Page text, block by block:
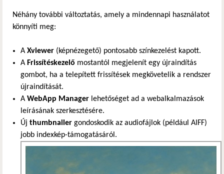
Néhány további változtatás, amely a mindennapi használatot
könnyíti meg:
A Xviewer (képnézegető) pontosabb színkezelést kapott.
A Frissítéskezelő mostantól megjelenít egy újraindítás
gombot, ha a telepített frissítések megkövetelik a rendszer
újraindítását.
A WebApp Manager lehetőséget ad a webalkalmazások
leírásának szerkesztésére.
Új thumbnailer gondoskodik az audiofájlok (például AIFF)
jobb indexkép-támogatásáról.